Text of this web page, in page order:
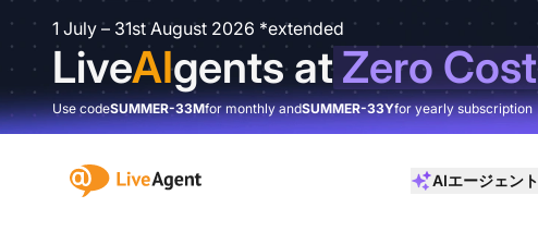
1 July – 31st August 2026 *extended
LiveAIgents atZero Cost
Use codeSUMMER-33Mfor monthly andSUMMER-33Yfor yearly subscription
:site.title AIエージェント